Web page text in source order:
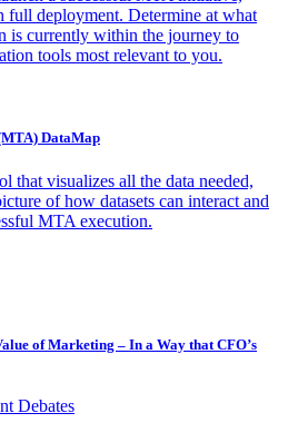
full deployment. Determine at what
is currently within the journey to
tools most relevant to you.
DataMap
that visualizes all the data needed,
of how datasets can interact and
MTA execution.
of Marketing – In a Way that CFO’s
Debates